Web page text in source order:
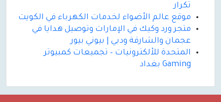
تكرار
موقع عالم الأضواء لخدمات الكهرباء في الكويت
متجر ورد وكيك في الإمارات وتوصيل هدايا في
عجمان والشارقة ودبي | بيوني بيور
المتحدة للألكترونيات – تجميعات كمبيوتر
Gaming بغداد